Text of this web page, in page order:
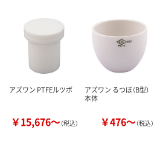
アズワン PTFEルツボ
￥15,676～（税込）
アズワン るつぼ（B型）
本体
￥476～（税込）